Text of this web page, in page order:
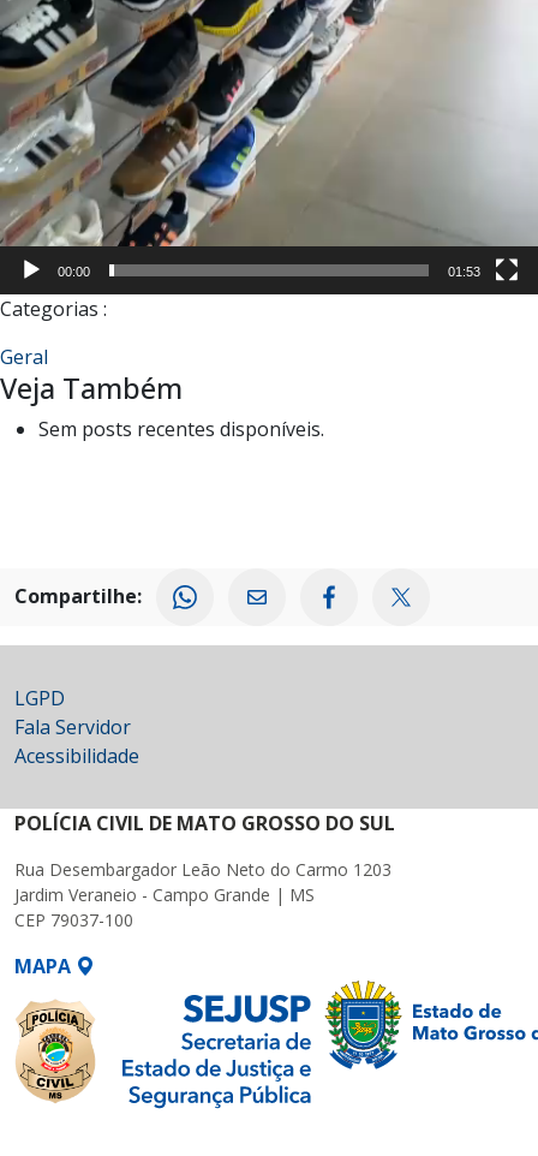
00:00 01:53
Categorias :
Geral
Veja Também
Sem posts recentes disponíveis.
Compartilhe:
LGPD
Fala Servidor
Acessibilidade
POLÍCIA CIVIL DE MATO GROSSO DO SUL
Rua Desembargador Leão Neto do Carmo 1203
Jardim Veraneio - Campo Grande | MS
CEP 79037-100
MAPA